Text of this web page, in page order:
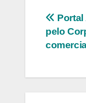
de
Portal
pelo